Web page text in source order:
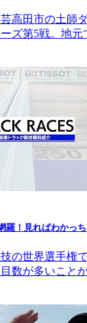
高田市の土師
ズ第5戦。地
羅！見ればわかっ
の世界選手権
数が多いこと